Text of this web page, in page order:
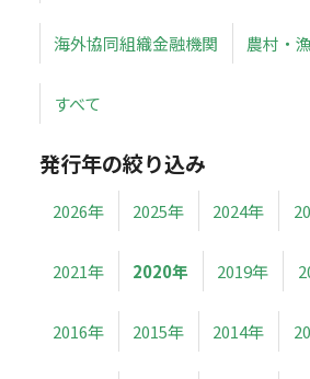
海外協同組織金融機関 農村・
すべて
発行年の絞り込み
2026年 2025年 2024年
2021年 2020年 2019年
2016年 2015年 2014年